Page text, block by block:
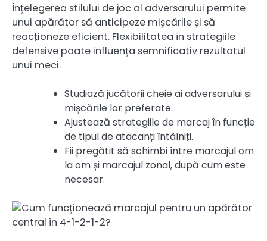
Înțelegerea stilului de joc al adversarului permite
unui apărător să anticipeze mișcările și să
reacționeze eficient. Flexibilitatea în strategiile
defensive poate influența semnificativ rezultatul
unui meci.
Studiază jucătorii cheie ai adversarului și
mișcările lor preferate.
Ajustează strategiile de marcaj în funcție
de tipul de atacanți întâlniți.
Fii pregătit să schimbi între marcajul om
la om și marcajul zonal, după cum este
necesar.